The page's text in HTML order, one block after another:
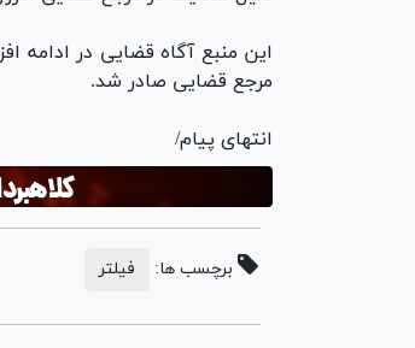
این منبع آگاه قضایی در ادامه
مرجع قضایی صادر شد.
انتهای پیام/
برچسب ها: فیلتر